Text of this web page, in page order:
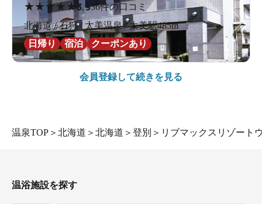
★★★★ ★3.936件の口コミ
北海道 / 石狩 / 太美温泉 / 太美駅485m
日帰り
宿泊 クーポンあり
会員登録して続きを見る
温泉TOP ＞ 北海道 ＞ 北海道 ＞ 登別 ＞ リブマックスリゾート
温浴施設を探す